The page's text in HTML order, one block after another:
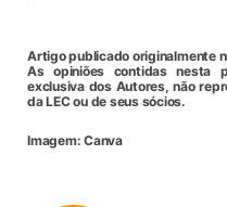
Artigo publicado originalmente
As opiniões contidas nesta
exclusiva dos Autores, não
da LEC ou de seus sócios.
Imagem: Canva